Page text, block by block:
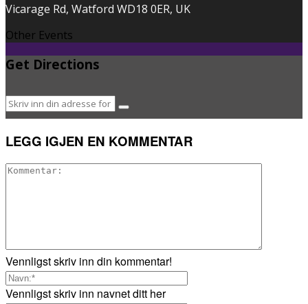
Vicarage Rd, Watford WD18 0ER, UK
Other Events
Get Directions
LEGG IGJEN EN KOMMENTAR
Vennligst skriv inn din kommentar!
Vennligst skriv inn navnet ditt her